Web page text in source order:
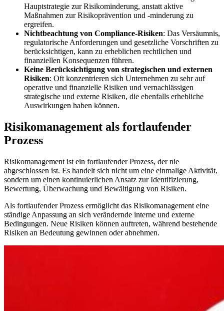
Hauptstrategie zur Risikominderung, anstatt aktive
Maßnahmen zur Risikoprävention und -minderung zu
ergreifen.
Nichtbeachtung von Compliance-Risiken: Das Versäumnis,
regulatorische Anforderungen und gesetzliche Vorschriften zu
berücksichtigen, kann zu erheblichen rechtlichen und
finanziellen Konsequenzen führen.
Keine Berücksichtigung von strategischen und externen
Risiken: Oft konzentrieren sich Unternehmen zu sehr auf
operative und finanzielle Risiken und vernachlässigen
strategische und externe Risiken, die ebenfalls erhebliche
Auswirkungen haben können.
Risikomanagement als fortlaufender
Prozess
Risikomanagement ist ein fortlaufender Prozess, der nie
abgeschlossen ist. Es handelt sich nicht um eine einmalige Aktivität,
sondern um einen kontinuierlichen Ansatz zur Identifizierung,
Bewertung, Überwachung und Bewältigung von Risiken.
Als fortlaufender Prozess ermöglicht das Risikomanagement eine
ständige Anpassung an sich verändernde interne und externe
Bedingungen. Neue Risiken können auftreten, während bestehende
Risiken an Bedeutung gewinnen oder abnehmen.